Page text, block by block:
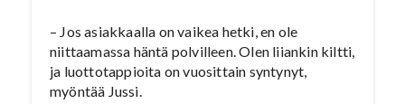
– Jos asiakkaalla on vaikea hetki, en ole
niittaamassa häntä polvilleen. Olen liiankin kiltti,
ja luottotappioita on vuosittain syntynyt,
myöntää Jussi.